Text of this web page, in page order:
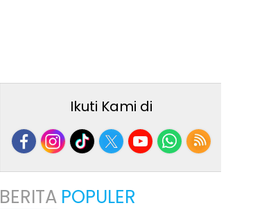
Ikuti Kami di
BERITA POPULER